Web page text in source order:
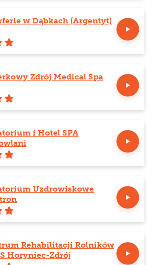
w Dąbkach (Argentyt)
Zdrój Medical Spa
i Hotel SPA
Uzdrowiskowe
Rehabilitacji Rolników
Horyniec-Zdrój